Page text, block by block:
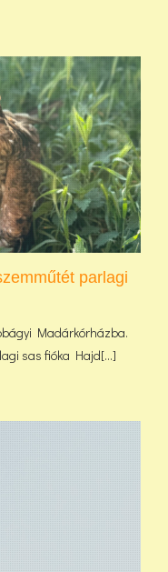
parlagi
Madárkórházba.
sas fióka Hajd[...]